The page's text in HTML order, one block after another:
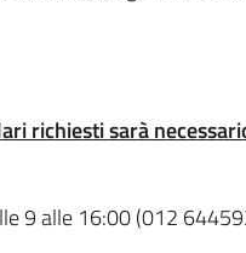
richiesti sarà
9 alle 16:00 (012